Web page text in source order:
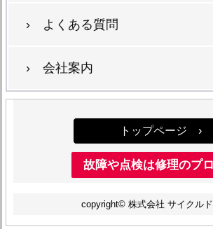
› よくある質問
› 会社案内
トップページ ›
故障や点検は修理のプロ
copyright© 株式会社 サイクル